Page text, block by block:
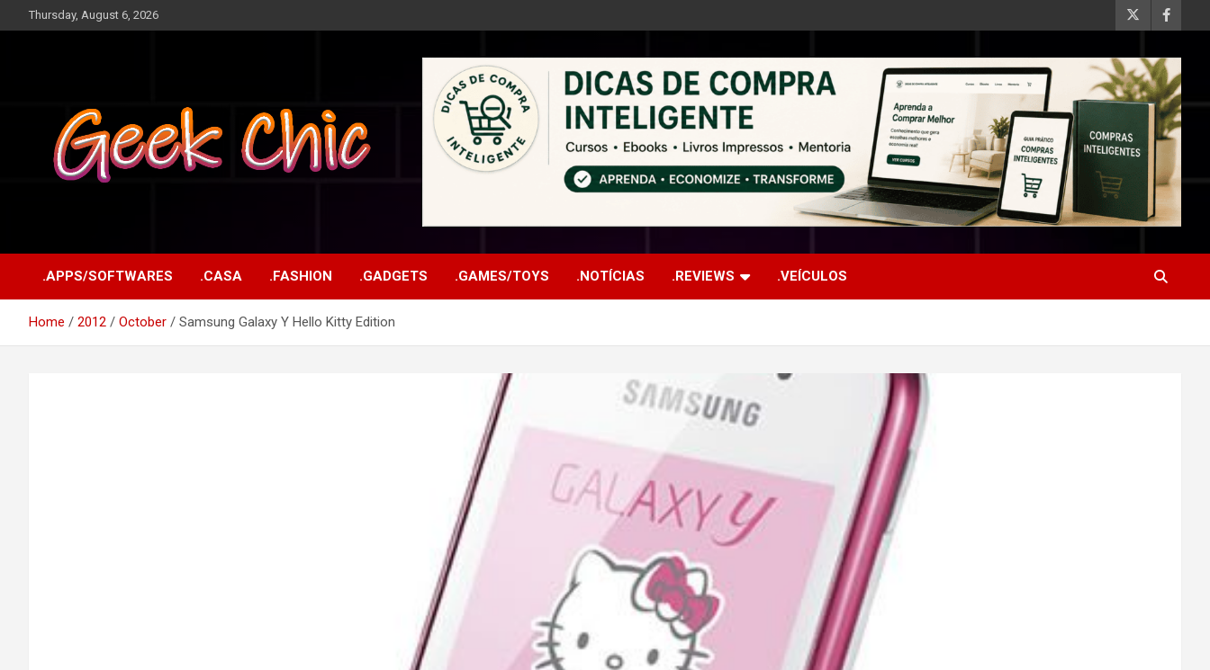
to
Thursday, August 6, 2026
.APPS/SOFTWARES .CASA .FASHION .GADGETS .GAMES/TOYS .NOTÍCIAS .REVIEWS .VEÍCULOS
Home 2012 October Samsung Galaxy Y Hello Kitty Edition